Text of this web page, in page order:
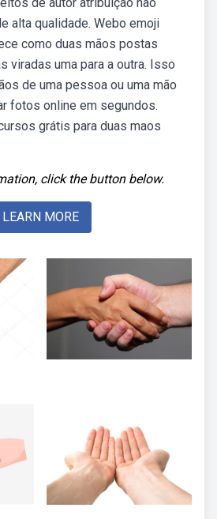
alta qualidade. Webo emoji
como duas mãos postas
viradas uma para a outra. Isso
de uma pessoa ou uma mão
fotos online em segundos.
grátis para duas maos
click the button below.
LEARN MORE